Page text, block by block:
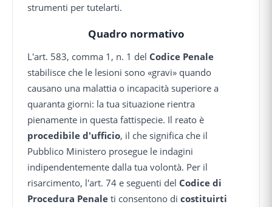
strumenti per tutelarti.
Quadro normativo
L'art. 583, comma 1, n. 1 del Codice Penale
stabilisce che le lesioni sono «gravi» quando
causano una malattia o incapacità superiore a
quaranta giorni: la tua situazione rientra
pienamente in questa fattispecie. Il reato è
procedibile d'ufficio, il che significa che il
Pubblico Ministero prosegue le indagini
indipendentemente dalla tua volontà. Per il
risarcimento, l'art. 74 e seguenti del Codice di
Procedura Penale ti consentono di costituirti